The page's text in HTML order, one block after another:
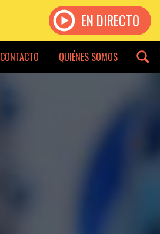
EN DIRECTO
CONTACTO QUIÉNES SOMOS